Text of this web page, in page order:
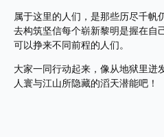
属于这里的人们，是那些历尽千帆
去构筑坚信每个崭新黎明是握在自
可以挣来不同前程的人们。
大家一同行动起来，像从地狱里迸
人寰与江山所隐藏的滔天潜能吧！